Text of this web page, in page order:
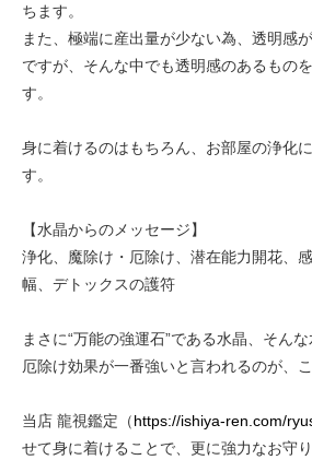
ちます。
また、極端に産出量が少ない為、透明感
ですが、そんな中でも透明感のあるもの
す。
身に着けるのはもちろん、お部屋の浄化
す。
【水晶からのメッセージ】
浄化、魔除け・厄除け、潜在能力開花、
幅、デトックスの護符
まさに“万能の強運石”である水晶、そん
厄除け効果が一番強いと言われるのが、
当店 龍視鑑定（https://ishiya-ren.com/
せて身に着けることで、更に強力なお守り